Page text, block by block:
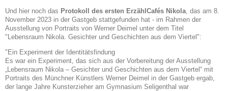
Und hier noch das Protokoll des ersten ErzählCafés Nikola , das am 8.
November 2023 in der Gastgeb stattgefunden hat - im Rahmen der
Ausstellung von Portraits von Werner Deimel unter dem Titel
"Lebensraum Nikola. Gesichter und Geschichten aus dem Viertel":
"Ein Experiment der Identitätsfindung
Es war ein Experiment, das sich aus der Vorbereitung der Ausstellung
„Lebensraum Nikola – Gesichter und Geschichten aus dem Viertel“ mit
Portraits des Münchner Künstlers Werner Deimel in der Gastgeb ergab,
der lange Jahre Kunsterzieher am Gymnasium Seligenthal war